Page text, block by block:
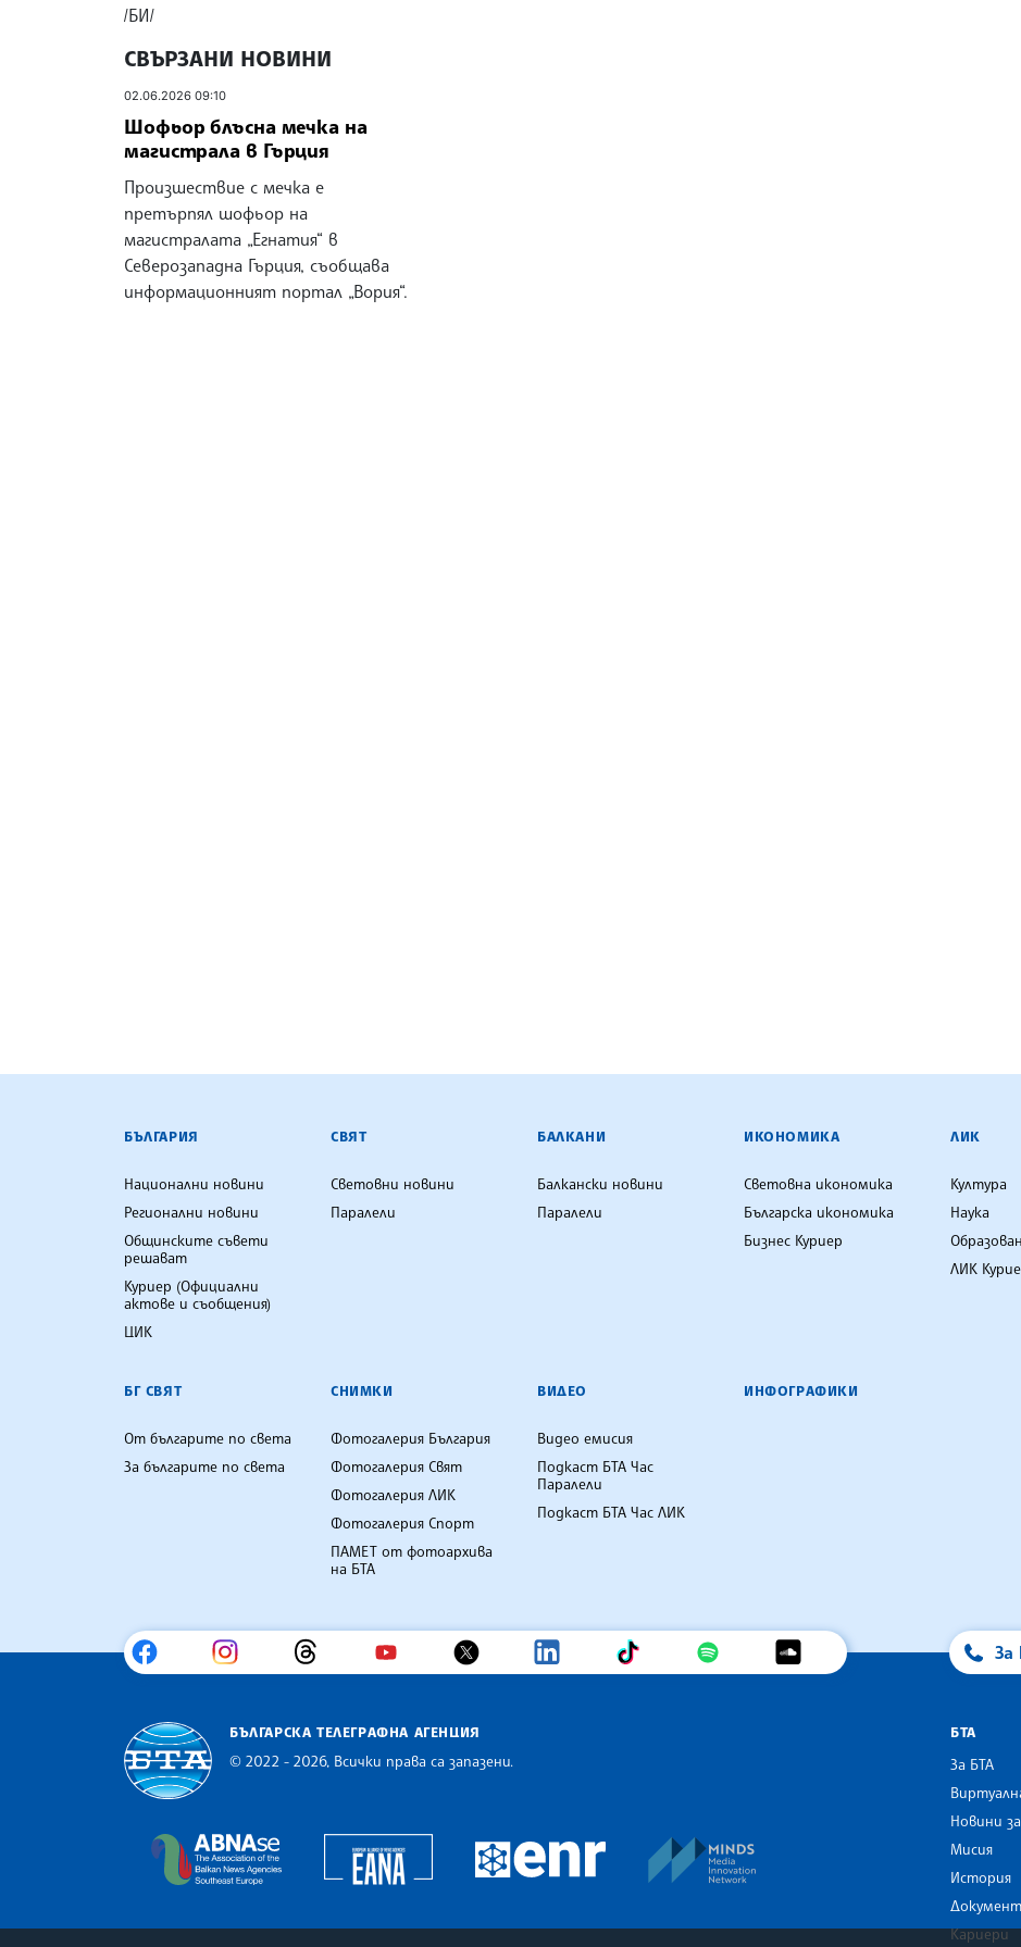
/БИ/
СВЪРЗАНИ НОВИНИ
02.06.2026 09:10
Шофьор блъсна мечка на
магистрала в Гърция
Произшествие с мечка е
претърпял шофьор на
магистралата „Егнатия“ в
Северозападна Гърция, съобщава
информационният портал „Вория“.
БЪЛГАРСКА ТЕЛЕГРАФНА АГЕНЦИЯ
БЪЛГАРИЯ
Национални новини
Регионални новини
Общинските съвети
решават
Куриер (Официални
актове и съобщения)
ЦИК
СВЯТ
Световни новини
Паралели
БАЛКАНИ
Балкански новини
Паралели
ИКОНОМИКА
Световна икономика
Българска икономика
Бизнес Куриер
ЛИК
Култура
Наука
ЛИК
БГ СВЯТ
От българите по света
За българите по света
СНИМКИ
Фотогалерия България
Фотогалерия Свят
Фотогалерия ЛИК
Фотогалерия Спорт
ПАМЕТ от фотоархива
на БТА
ВИДЕО
Видео емисия
Подкаст БТА Час
Паралели
Подкаст БТА Час ЛИК
ИНФОГРАФИКИ
За
БЪЛГАРСКА ТЕЛЕГРАФНА АГЕНЦИЯ
© 2022 - 2026, Всички права са запазени.
The Assocoation of the Balkan News Agencies Southeast Europe
European Alliance of News Agencies
European Newsroom MINDS Media Innovation Network
БТА
За БТА
Новини
Мисия
История
Кариери